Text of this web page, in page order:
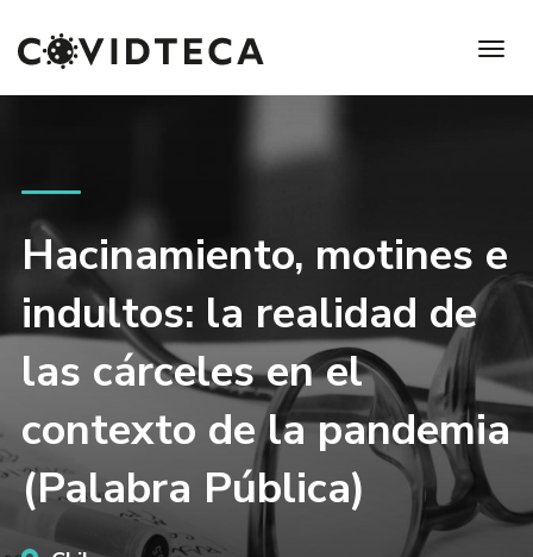
Hacinamiento, motines e
indultos: la realidad de
las cárceles en el
contexto de la pandemia
(Palabra Pública)